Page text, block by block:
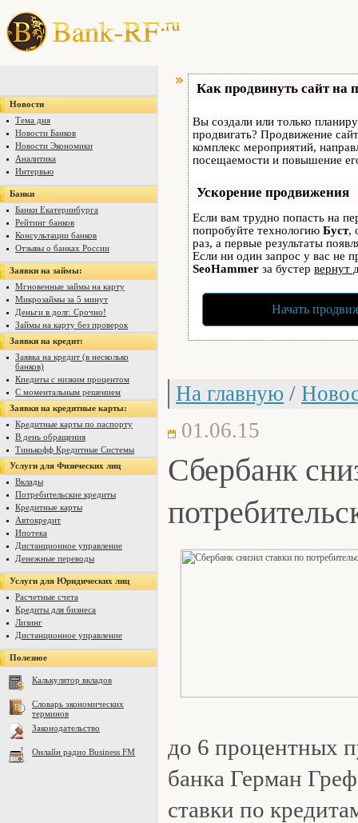
Новости
Тема дня
Новости Банков
Новости Экономики
Аналитика
Интервью
Банки
Банки Екатеринбурга
Рейтинг банков
Консультации банков
Отзывы о банках России
Заявки на займы:
Мгновенные займы на карту
Микрозаймы за 5 минут
Деньги в долг. Срочно!
Займы на карту без проверок
Заявки на кредит:
Заявка на кредит (в несколько
банков)
Кпедиты с низким процентом
С моментальным решением
Заявки на кредитные карты:
Кредитные карты по паспорту
В день обращения
Тинькофф Кредитные Системы
Услуги для Физических лиц
Вклады
Потребительские кредиты
Кредитные карты
Автокредит
Ипотека
Дистанционное управление
Денежные переводы
Услуги для Юридических лиц
Расчетные счета
Кредиты для бизнеса
Лизинг
Дистанционное управление
Полезное
Калькулятор вкладов
Словарь экономических
терминов
Законодательство
Онлайн радио Business FM
Как продвинуть сайт на
Вы создали или только
продвигать? Продвижение
комплекс мероприятий,
посещаемости и повышение
Ускорение продвижения
Если вам трудно попасть на
попробуйте технологию Буст,
раз, а первые результаты
Если ни один запрос у вас не
SeoHammer за бустер вернут
Начать
На главную /
01.06.15
Сбербанк
до 6 процентных
банка Герман
ставки по